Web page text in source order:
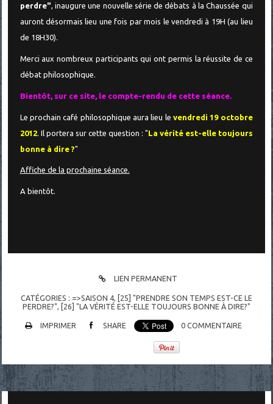
perdre", inaugure une nouvelle série de débats à la Chaussée qui
auront désormais lieu une fois par mois le vendredi à 19H (au lieu
de 18H30).
Merci aux nombreux participants qui ont permis la réussite de ce
débat philosophique.
Bientôt, sur ce site, le compte-rendu de cette séance.
Le prochain café philosophique aura lieu le vendredi 19 octobre
2012. Il portera sur cette question : "La vérité est-elle toujours
bonne à dire ?"
Affiche de la prochaine séance.
A bientôt.
LIEN PERMANENT
CATÉGORIES : =>SAISON 4,
[25] "PRENDRE SON TEMPS EST-CE LE
PERDRE?", [26] "LA VÉRITÉ EST-ELLE TOUJOURS BONNE À DIRE?"
IMPRIMER SHARE 0 COMMENTAIRE